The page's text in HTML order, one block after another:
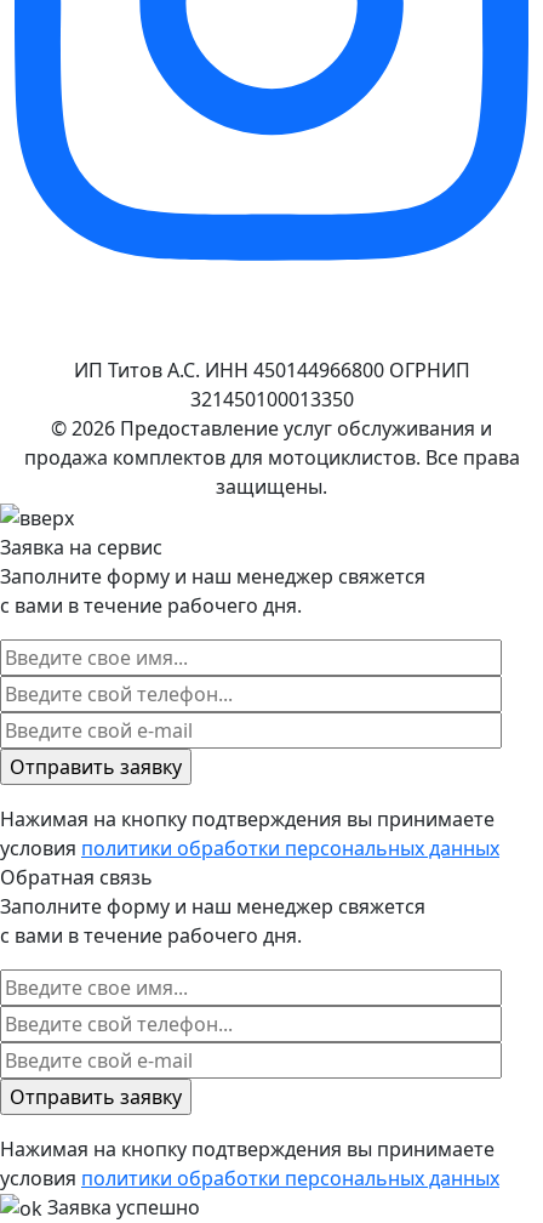
ИП Титов А.С. ИНН 450144966800 ОГРНИП
321450100013350
© 2026 Предоставление услуг обслуживания и
продажа комплектов для мотоциклистов. Все права
защищены.
Заявка на сервис
Заполните форму и наш менеджер свяжется
с вами в течение рабочего дня.
Нажимая на кнопку подтверждения вы принимаете
условия политики обработки персональных данных
Обратная связь
Заполните форму и наш менеджер свяжется
с вами в течение рабочего дня.
Нажимая на кнопку подтверждения вы принимаете
условия политики обработки персональных данных
Заявка успешно